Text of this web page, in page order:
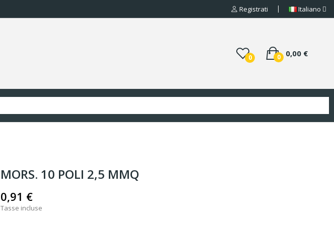
Registrati Italiano
0 0,00 €
0
MORS. 10 POLI 2,5 MMQ
0,91 €
Tasse incluse